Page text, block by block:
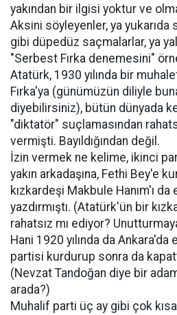
yakından bir ilgisi yoktur ve
Aksini söyleyenler, ya yukarıda
gibi düpedüz saçmalarlar, ya
"Serbest Fırka denemesini"
Atatürk, 1930 yılında bir
Fırka'ya (günümüzün diliyle
diyebilirsiniz), bütün dünyada
"diktatör" suçlamasından
vermişti. Bayıldığından değil.
İzin vermek ne kelime, ikinci
yakın arkadaşına, Fethi Bey'e
kızkardeşi Makbule Hanım'ı
yazdırmıştı. (Atatürk'ün bir
rahatsız mı ediyor?
Hani 1920 yılında da
partisi kurdurup sonra da
(Nevzat Tandoğan diye bir
arada?)
Muhalif parti üç ay gibi çok